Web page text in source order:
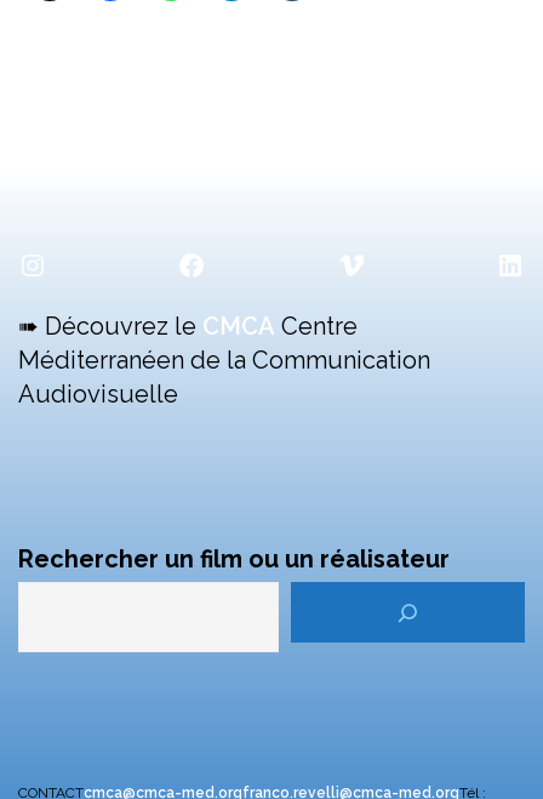
Instagram Facebook Vimeo
➠ Découvrez le CMCA Centre
Méditerranéen de la Communication
Audiovisuelle
Rechercher un film ou un réalisateur
CONTACTcmca@cmca-med.orgfranco.revelli@cmca-med.orgTél :